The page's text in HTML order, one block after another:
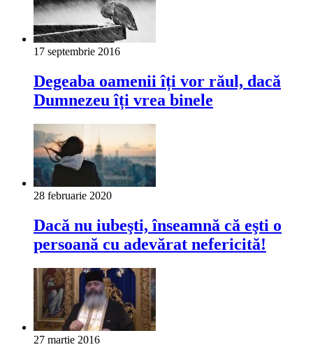
17 septembrie 2016
Degeaba oamenii îți vor răul, dacă
Dumnezeu îți vrea binele
28 februarie 2020
Dacă nu iubeşti, înseamnă că eşti o
persoană cu adevărat nefericită!
27 martie 2016